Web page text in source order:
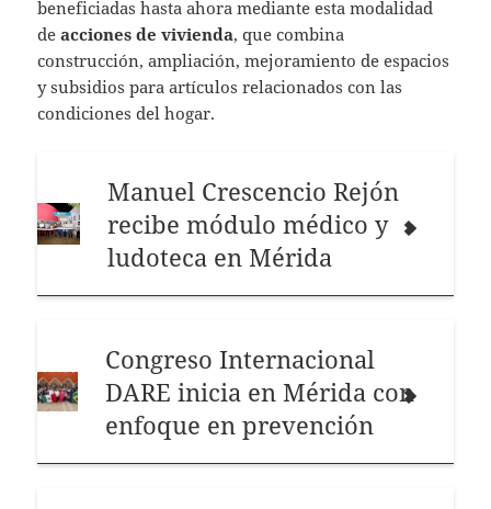
beneficiadas hasta ahora mediante esta modalidad
deacciones de vivienda, que combina
construcción, ampliación, mejoramiento de espacios
y subsidios para artículos relacionados con las
condiciones del hogar.
Manuel Crescencio Rejón
recibe módulo médico y
ludoteca en Mérida
Congreso Internacional
DARE inicia en Mérida con
enfoque en prevención